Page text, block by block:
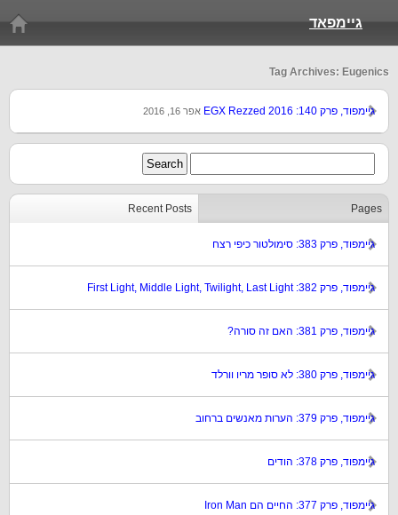
גיימפאד
Tag Archives: Eugenics
גיימפוד, פרק 140: EGX Rezzed 2016 אפר 16, 2016
Recent Posts Pages
גיימפוד, פרק 383: סימולטור כיפי רצח
גיימפוד, פרק 382: First Light, Middle Light, Twilight, Last Light
גיימפוד, פרק 381: האם זה סורה?
גיימפוד, פרק 380: לא סופר מריו וורלד
גיימפוד, פרק 379: הערות מאנשים ברחוב
גיימפוד, פרק 378: הודים
גיימפוד, פרק 377: החיים הם Iron Man